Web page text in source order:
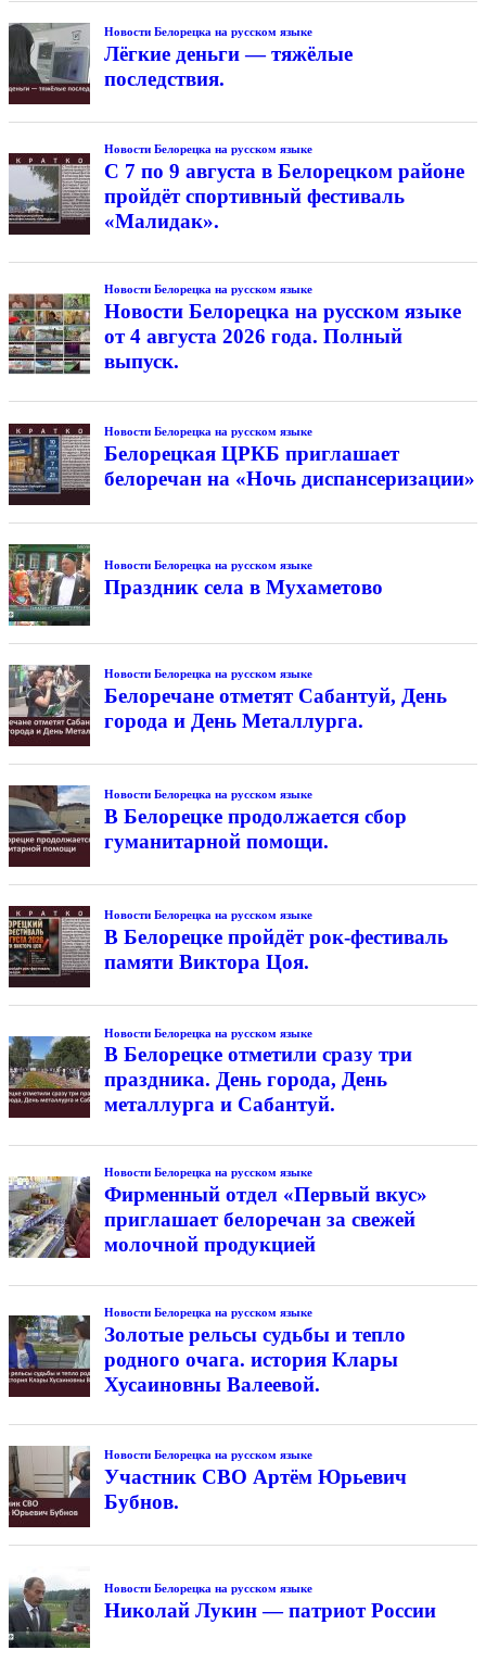
Новости Белорецка на русском языке
Лёгкие деньги — тяжёлые
последствия.
Новости Белорецка на русском языке
С 7 по 9 августа в Белорецком районе
пройдёт спортивный фестиваль
«Малидак».
Новости Белорецка на русском языке
Новости Белорецка на русском языке
от 4 августа 2026 года. Полный
выпуск.
Новости Белорецка на русском языке
Белорецкая ЦРКБ приглашает
белоречан на «Ночь диспансеризации»
Новости Белорецка на русском языке
Праздник села в Мухаметово
Новости Белорецка на русском языке
Белоречане отметят Сабантуй, День
города и День Металлурга.
Новости Белорецка на русском языке
В Белорецке продолжается сбор
гуманитарной помощи.
Новости Белорецка на русском языке
В Белорецке пройдёт рок-фестиваль
памяти Виктора Цоя.
Новости Белорецка на русском языке
В Белорецке отметили сразу три
праздника. День города, День
металлурга и Сабантуй.
Новости Белорецка на русском языке
Фирменный отдел «Первый вкус»
приглашает белоречан за свежей
молочной продукцией
Новости Белорецка на русском языке
Золотые рельсы судьбы и тепло
родного очага. история Клары
Хусаиновны Валеевой.
Новости Белорецка на русском языке
Участник СВО Артём Юрьевич
Бубнов.
Новости Белорецка на русском языке
Николай Лукин — патриот России